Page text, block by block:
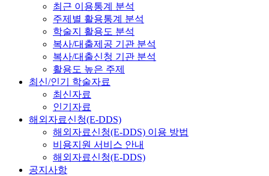
최근 이용통계 분석
주제별 활용통계 분석
학술지 활용도 분석
복사/대출제공 기관 분석
복사/대출신청 기관 분석
활용도 높은 주제
최신/인기 학술자료
최신자료
인기자료
해외자료신청(E-DDS)
해외자료신청(E-DDS) 이용 방법
비용지원 서비스 안내
해외자료신청(E-DDS)
공지사항